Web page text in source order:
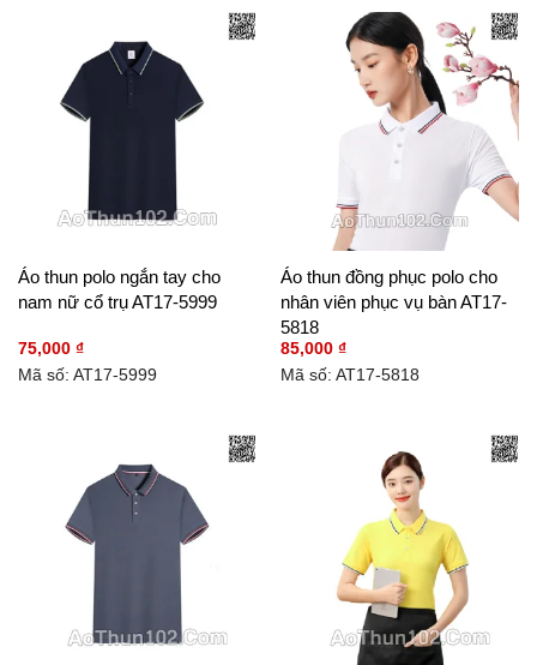
Áo thun polo ngắn tay cho
nam nữ cổ trụ AT17-5999
75,000 ₫
Mã số: AT17-5999
Áo thun đồng phục polo cho
nhân viên phục vụ bàn AT17-
5818
85,000 ₫
Mã số: AT17-5818